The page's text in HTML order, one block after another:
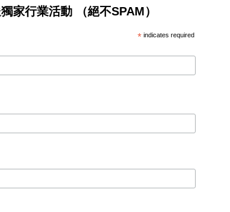
家行業活動 （絕不SPAM）
* indicates required